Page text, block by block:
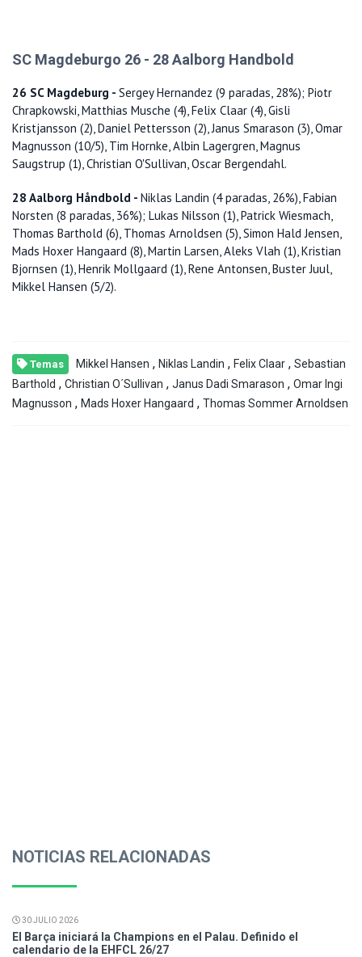
SC Magdeburgo 26 - 28 Aalborg Handbold
26 SC Magdeburg - Sergey Hernandez (9 paradas, 28%); Piotr
Chrapkowski, Matthias Musche (4), Felix Claar (4), Gisli
Kristjansson (2), Daniel Pettersson (2), Janus Smarason (3), Omar
Magnusson (10/5), Tim Hornke, Albin Lagergren, Magnus
Saugstrup (1), Christian O'Sullivan, Oscar Bergendahl.
28 Aalborg Håndbold - Niklas Landin (4 paradas, 26%), Fabian
Norsten (8 paradas, 36%); Lukas Nilsson (1), Patrick Wiesmach,
Thomas Barthold (6), Thomas Arnoldsen (5), Simon Hald Jensen,
Mads Hoxer Hangaard (8), Martin Larsen, Aleks Vlah (1), Kristian
Bjornsen (1), Henrik Mollgaard (1), Rene Antonsen, Buster Juul,
Mikkel Hansen (5/2).
Temas Mikkel Hansen , Niklas Landin , Felix Claar , Sebastian
Barthold , Christian O´Sullivan , Janus Dadi Smarason , Omar Ingi
Magnusson , Mads Hoxer Hangaard , Thomas Sommer Arnoldsen
NOTICIAS RELACIONADAS
30 JULIO 2026
El Barça iniciará la Champions en el Palau. Definido el
calendario de la EHFCL 26/27